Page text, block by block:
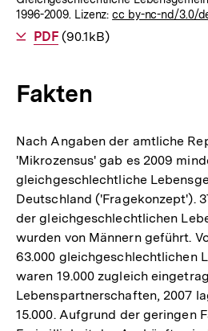
1996-2009. Lizenz:cc by-nc-nd/3.0/
Als
PDFherunterladen
(90.1kB)
Fakten
Nach Angaben der amtliche
'Mikrozensus' gab es 2009
gleichgeschlechtliche
Deutschland ('Fragekonzept').
der gleichgeschlechtlichen
wurden von Männern geführt.
63.000 gleichgeschlechtlichen
waren 19.000 zugleich
Lebenspartnerschaften, 2007
15.000. Aufgrund der geringen